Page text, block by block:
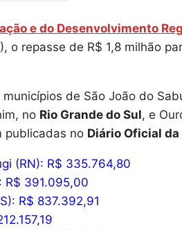
e do Desenvolvimento
o repasse de R$ 1,8 milhão
municípios de São João do
no Rio Grande do Sul, e
publicadas no Diário Oficial da
(RN): R$ 335.764,80
R$ 391.095,00
R$ 837.392,91